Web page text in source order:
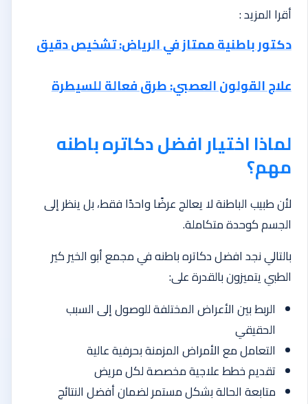
أقرا المزيد :
دكتور باطنية ممتاز في الرياض: تشخيص دقيق
علاج القولون العصبي: طرق فعالة للسيطرة
لماذا اختيار افضل دكاتره باطنه
مهم؟
لأن طبيب الباطنة لا يعالج عرضًا واحدًا فقط، بل ينظر إلى
الجسم كوحدة متكاملة.
بالتالي نجد افضل دكاتره باطنه في مجمع أبو الخير كير
الطبي يتميزون بالقدرة على:
الربط بين الأعراض المختلفة للوصول إلى السبب
الحقيقي
التعامل مع الأمراض المزمنة بحرفية عالية
تقديم خطط علاجية مخصصة لكل مريض
متابعة الحالة بشكل مستمر لضمان أفضل النتائج